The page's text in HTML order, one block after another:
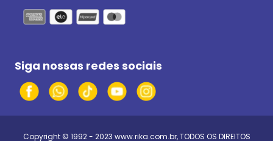
Siga nossas redes sociais
Copyright © 1992 - 2023 www.rika.com.br, TODOS OS DIREITOS